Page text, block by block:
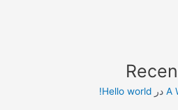
A درHello world!